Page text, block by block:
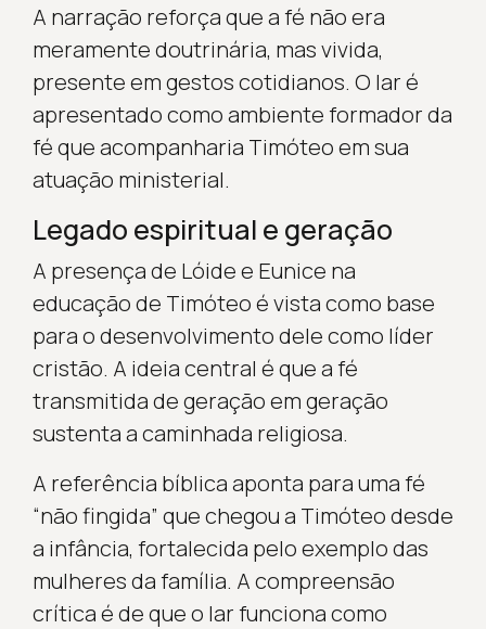
A narração reforça que a fé não era
meramente doutrinária, mas vivida,
presente em gestos cotidianos. O lar é
apresentado como ambiente formador da
fé que acompanharia Timóteo em sua
atuação ministerial.
Legado espiritual e geração
A presença de Lóide e Eunice na
educação de Timóteo é vista como base
para o desenvolvimento dele como líder
cristão. A ideia central é que a fé
transmitida de geração em geração
sustenta a caminhada religiosa.
A referência bíblica aponta para uma fé
“não fingida” que chegou a Timóteo desde
a infância, fortalecida pelo exemplo das
mulheres da família. A compreensão
crítica é de que o lar funciona como